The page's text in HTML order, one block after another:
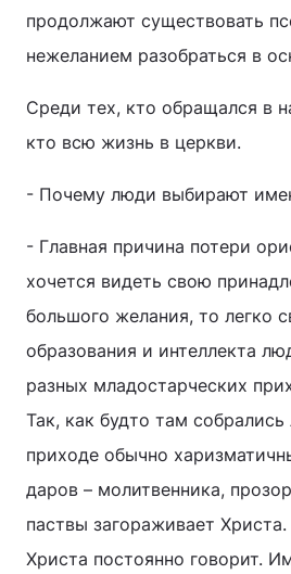
продолжают существовать
нежеланием разобраться в
Среди тех, кто обращался в
кто всю жизнь в церкви.
- Почему люди выбирают
- Главная причина потери
хочется видеть свою
большого желания, то легко
образования и интеллекта
разных младостарческих
Так, как будто там
приходе обычно
даров – молитвенника,
паствы загораживает
Христа постоянно говорит.